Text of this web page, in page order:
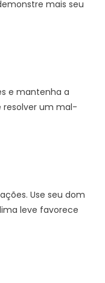
mais seu
e mantenha a
resolver um mal-
Use seu dom
leve favorece